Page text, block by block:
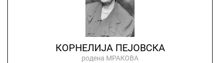
КОРНЕЛИЈА ПЕЈОВСКА
родена МРАКОВА